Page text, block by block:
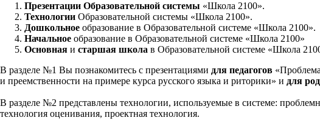
Презентации Образовательной системы «Школа 2100».
Технологии Образовательной системы «Школа 2100».
Дошкольное образование в Образовательной системе «Школа 2100».
Начальное образование в Образовательной системе «Школа 2100»
Основная и старшая школа в Образовательной системе «Школа
В разделе №1 Вы познакомитесь с презентациями для педагогов
и преемственности на примере курса русского языка и риторики» и для
В разделе №2 представлены технологии, используемые в системе:
технология оценивания, проектная технология.